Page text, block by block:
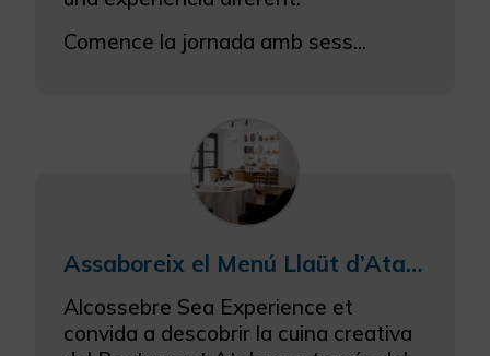
Comence la jornada amb sess...
Assaboreix el Menú Llaüt d’Atalaya a Alcossebre
Alcossebre Sea Experience et
convida a descobrir la cuina creativa